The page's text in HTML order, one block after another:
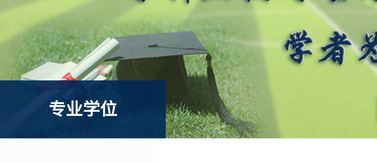
专业学位